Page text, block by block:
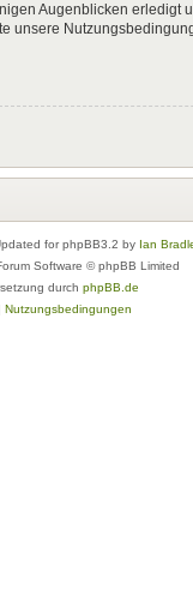
Augenblicken
for phpBB3.2 by Ian
Software © phpBB Limited
durch phpBB.de
Nutzungsbedingungen